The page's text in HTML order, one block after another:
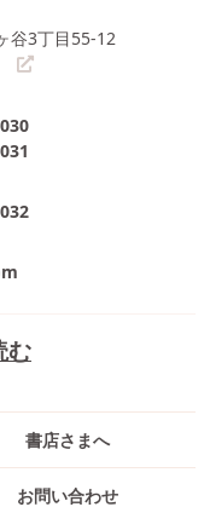
む
書店さまへ
お問い合わせ
谷3丁目55-12